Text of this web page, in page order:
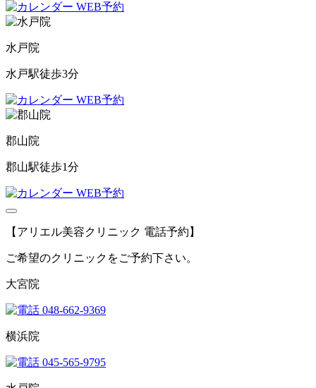
WEB予約
水戸院
水戸駅徒歩3分
WEB予約
郡山院
郡山駅徒歩1分
WEB予約
【アリエル美容クリニック 電話予約】
ご希望のクリニックをご予約下さい。
大宮院
048-662-9369
横浜院
045-565-9795